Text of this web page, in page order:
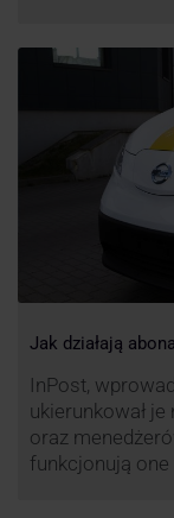
Jak działają
InPost,
ukierunkował
oraz
funkcjonują